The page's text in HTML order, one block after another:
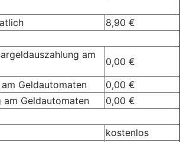
8,90 €
am
0,00 €
Geldautomaten
0,00 €
am Geldautomaten
0,00 €
kostenlos